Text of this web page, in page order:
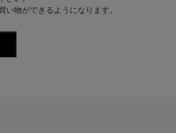
物ができるようになります。